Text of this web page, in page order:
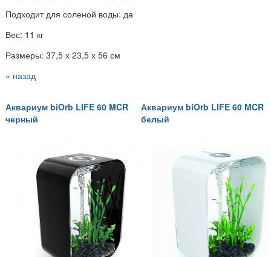
Подходит для соленой воды: да
Вес: 11 кг
Размеры: 37,5 х 23,5 х 56 см
« назад
Аквариум biOrb LIFE 60 MCR
черный
Аквариум biOrb LIFE 60 MCR
белый